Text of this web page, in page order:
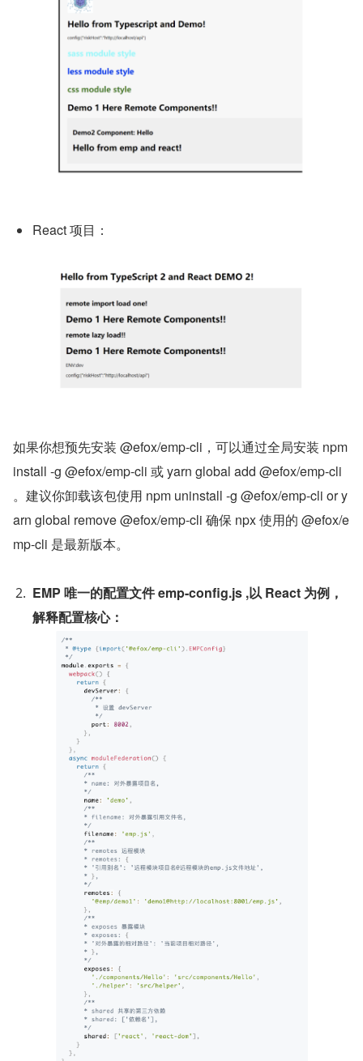
React 项目：
如果你想预先安装 @efox/emp-cli，可以通过全局安装 npm
install -g @efox/emp-cli 或 yarn global add @efox/emp-cli
。建议你卸载该包使用 npm uninstall -g @efox/emp-cli or y
arn global remove @efox/emp-cli 确保 npx 使用的 @efox/e
mp-cli 是最新版本。
EMP 唯一的配置文件 emp-config.js ,以 React 为例，
解释配置核心：